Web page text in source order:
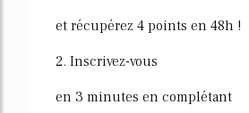
et récupérez 4 points en 48h !
2. Inscrivez-vous
en 3 minutes en complétant